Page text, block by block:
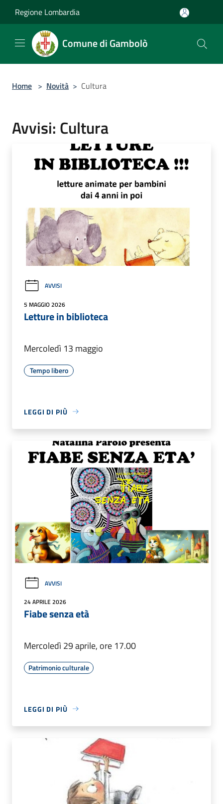
Regione Lombardia
Comune di Gambolò
Home > Novità > Cultura
Avvisi: Cultura
AVVISI
5 MAGGIO 2026
Letture in biblioteca
Mercoledì 13 maggio
Tempo libero
LEGGI DI PIÙ
AVVISI
24 APRILE 2026
Fiabe senza età
Mercoledì 29 aprile, ore 17.00
Patrimonio culturale
LEGGI DI PIÙ